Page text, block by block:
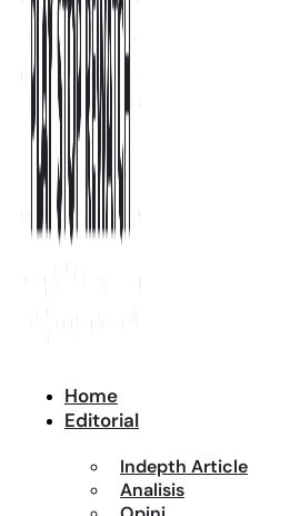
Home
Editorial
Indepth Article
Analisis